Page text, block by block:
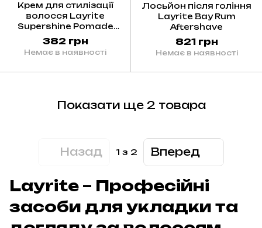
Крем для стилізації
волосся Layrite
Supershine Pomade
42g
382 грн
Немає в наявності
Лосьйон після гоління
Layrite Bay Rum
Aftershave
821 грн
Немає в наявності
Показати ще 2 товара
Назад 1 з 2 Вперед
Layrite – Професійні
засоби для укладки та